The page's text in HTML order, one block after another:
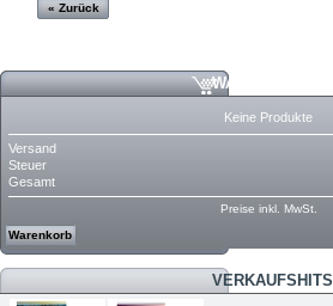
« Zurück
WARENKORB
Keine Produkte
Versand
Steuer
Gesamt
Preise inkl. MwSt.
Warenkorb
VERKAUFSHITS